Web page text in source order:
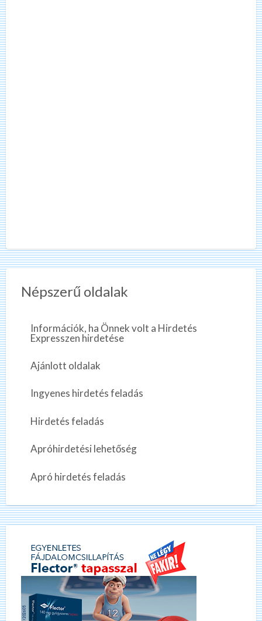
Népszerű oldalak
Információk, ha Önnek volt a Hirdetés
Expresszen hirdetése
Ajánlott oldalak
Ingyenes hirdetés feladás
Hirdetés feladás
Apróhirdetési lehetőség
Apró hirdetés feladás